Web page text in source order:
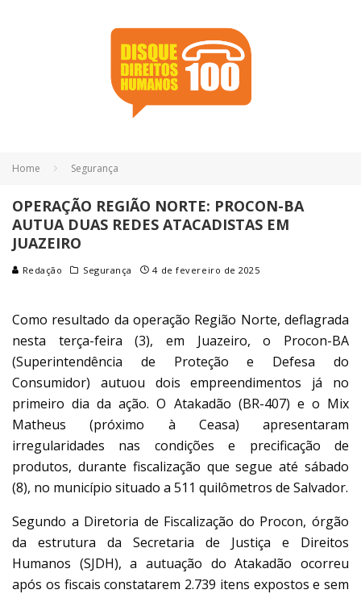
Home Segurança
OPERAÇÃO REGIÃO NORTE: PROCON-BA
AUTUA DUAS REDES ATACADISTAS EM
JUAZEIRO
Redação Segurança 4 de fevereiro de 2025
Como resultado da operação Região Norte, deflagrada
nesta terça-feira (3), em Juazeiro, o Procon-BA
(Superintendência de Proteção e Defesa do
Consumidor) autuou dois empreendimentos já no
primeiro dia da ação. O Atakadão (BR-407) e o Mix
Matheus (próximo à Ceasa) apresentaram
irregularidades nas condições e precificação de
produtos, durante fiscalização que segue até sábado
(8), no município situado a 511 quilômetros de Salvador.
Segundo a Diretoria de Fiscalização do Procon, órgão
da estrutura da Secretaria de Justiça e Direitos
Humanos (SJDH), a autuação do Atakadão ocorreu
após os fiscais constatarem 2.739 itens expostos e sem